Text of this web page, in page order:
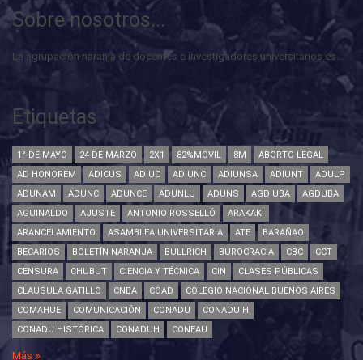
Sobre nosotros...
La agrupación naranja de docentes e investigadores universitarios es...
Etiquetas
1° DE MAYO 24 DE MARZO 2X1 82%MOVIL 8M
ABORTO LEGAL
AD HONOREM
ADICUS ADIUC ADIUNC ADIUNSA ADIUNT
ADULP
ADUNAM
ADUNC ADUNCE ADUNLU ADUNS AGD UBA
AGDUBA
AGUINALDO
AJUSTE ANTONIO ROSSELLÓ
ARAKAKI
ARANCELAMIENTO
ASAMBLEA UNIVERSITARIA ATE
BARAÑAO
BECARIOS
BOLETÍN NARANJA BULLRICH BUROCRACIA CBC
CCT
CENSURA
CHUBUT CIENCIA Y TÉCNICA CIN
CLASES PÚBLICAS
CLAUSULA GATILLO
CNBA COAD
COLEGIO NACIONAL BUENOS AIRES
COMAHUE
COMUNICACIÓN CONADU
CONADU H
CONADU HISTÓRICA
CONADUH CONEAU
Más